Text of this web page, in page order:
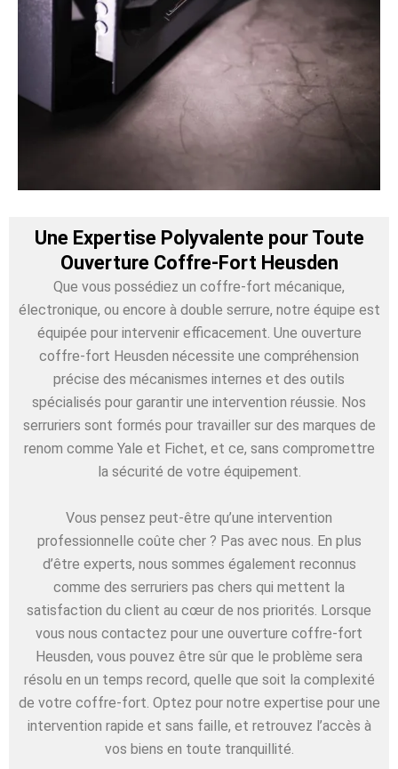
Une Expertise Polyvalente pour Toute
Ouverture Coffre-Fort Heusden
Que vous possédiez un coffre-fort mécanique,
électronique, ou encore à double serrure, notre équipe est
équipée pour intervenir efficacement. Une ouverture
coffre-fort Heusden nécessite une compréhension
précise des mécanismes internes et des outils
spécialisés pour garantir une intervention réussie. Nos
serruriers sont formés pour travailler sur des marques de
renom comme Yale et Fichet, et ce, sans compromettre
la sécurité de votre équipement.
Vous pensez peut-être qu’une intervention
professionnelle coûte cher ? Pas avec nous. En plus
d’être experts, nous sommes également reconnus
comme des serruriers pas chers qui mettent la
satisfaction du client au cœur de nos priorités. Lorsque
vous nous contactez pour une ouverture coffre-fort
Heusden, vous pouvez être sûr que le problème sera
résolu en un temps record, quelle que soit la complexité
de votre coffre-fort. Optez pour notre expertise pour une
intervention rapide et sans faille, et retrouvez l’accès à
vos biens en toute tranquillité.